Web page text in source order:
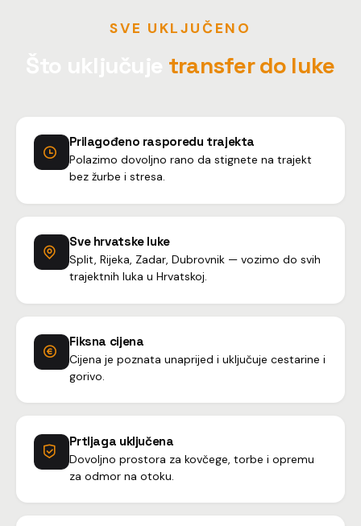
SVE UKLJUČENO
transfer do luke
Prilagođeno rasporedu trajekta
Polazimo dovoljno rano da stignete na trajekt
bez žurbe i stresa.
Sve hrvatske luke
Split, Rijeka, Zadar, Dubrovnik — vozimo do svih
trajektnih luka u Hrvatskoj.
Fiksna cijena
Cijena je poznata unaprijed i uključuje cestarine i
gorivo.
Prtljaga uključena
Dovoljno prostora za kovčege, torbe i opremu
za odmor na otoku.